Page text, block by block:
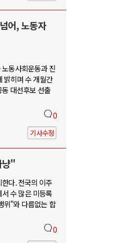
어, 노동자
동사회운동과 진
밝히며 수 개월간
대선후보 선출
0
기사수정
냥"
다. 전국의 이주
수 많은 미등록
위"와 다름없는 합
0